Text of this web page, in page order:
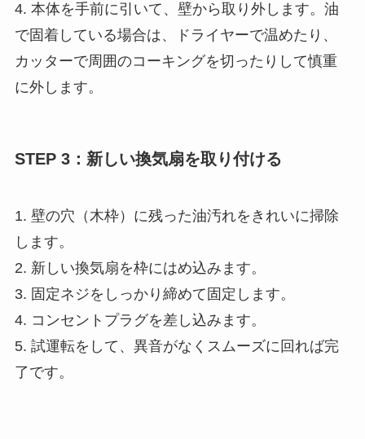
4. 本体を手前に引いて、壁から取り外します。油
で固着している場合は、ドライヤーで温めたり、
カッターで周囲のコーキングを切ったりして慎重
に外します。
STEP 3：新しい換気扇を取り付ける
1. 壁の穴（木枠）に残った油汚れをきれいに掃除
します。
2. 新しい換気扇を枠にはめ込みます。
3. 固定ネジをしっかり締めて固定します。
4. コンセントプラグを差し込みます。
5. 試運転をして、異音がなくスムーズに回れば完
了です。